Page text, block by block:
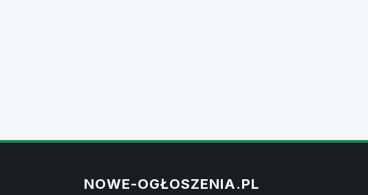
NOWE-OGŁOSZENIA.PL